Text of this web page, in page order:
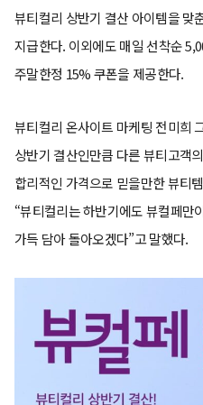
뷰티컬리 상반기 결산 아이템을 맞
지급한다. 이외에도 매일 선착순
주말한정 15% 쿠폰을 제공한다.
뷰티컬리 온사이트 마케팅 전미희
상반기 결산인만큼 다른 뷰티고객
합리적인 가격으로 믿을만한 뷰티
“뷰티컬리는 하반기에도 뷰컬페만
가득 담아 돌아오겠다”고 말했다.